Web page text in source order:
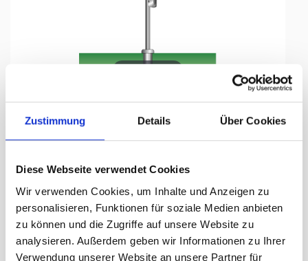
Zustimmung Details Über Cookies
Diese Webseite verwendet Cookies
Wir verwenden Cookies, um Inhalte und Anzeigen zu
personalisieren, Funktionen für soziale Medien anbieten
zu können und die Zugriffe auf unsere Website zu
analysieren. Außerdem geben wir Informationen zu Ihrer
Verwendung unserer Website an unsere Partner für
Windsackmast, 12 m, gebogen
Hissvorrichtung mit Kurbel, Ø
102/51 mm
Lieferzeit Tage:ca. 3-5 Arbeitstage